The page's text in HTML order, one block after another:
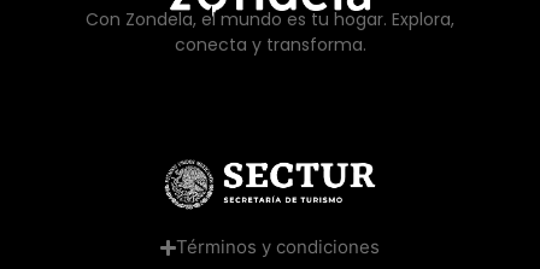
Con Zondela, el mundo es tu hogar. Explora,
conecta y transforma.
Términos y condiciones